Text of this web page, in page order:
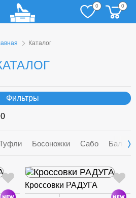
0 0
Каталог
Фильтры
Босоножки Сабо
Кроссовки РАДУГА